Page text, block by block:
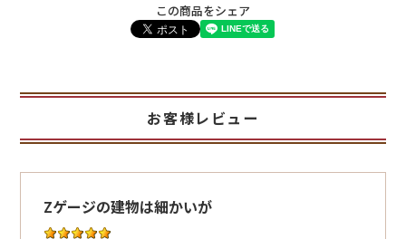
この商品をシェア
お客様レビュー
Zゲージの建物は細かいが